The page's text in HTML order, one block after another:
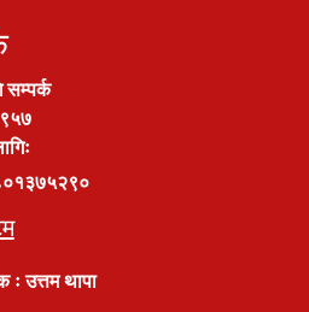
सम्पर्क
ःउत्तम थापा